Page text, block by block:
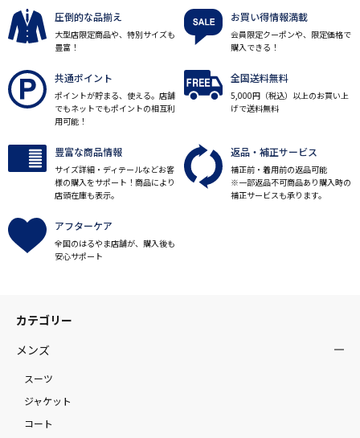
圧倒的な品揃え
大型店限定商品や、特別サイズも
豊富！
お買い得情報満載
会員限定クーポンや、限定価格で
購入できる！
共通ポイント
ポイントが貯まる、使える。店舗
でもネットでもポイントの相互利
用可能！
全国送料無料
5,000円（税込）以上のお買い上
げで送料無料
豊富な商品情報
サイズ詳細・ディテールなどお客
様の購入をサポート！商品により
店頭在庫も表示。
返品・補正サービス
補正前・着用前の返品可能
※一部返品不可商品あり購入時の
補正サービスも承ります。
アフターケア
全国のはるやま店舗が、購入後も
安心サポート
カテゴリー
メンズ
スーツ
ジャケット
コート